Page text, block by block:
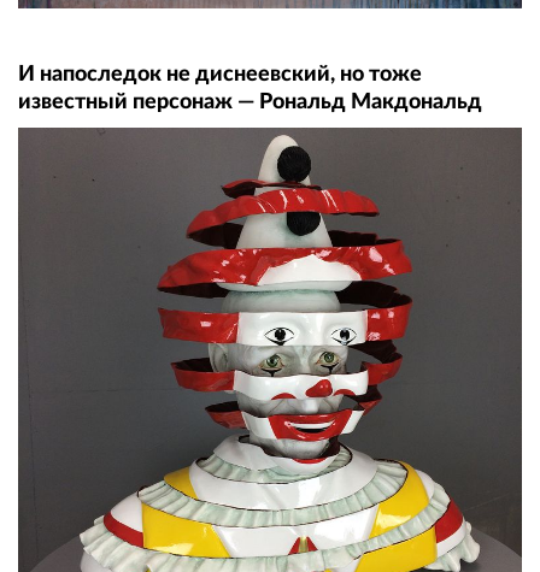
И напоследок не диснеевский, но тоже
известный персонаж — Рональд Макдональд